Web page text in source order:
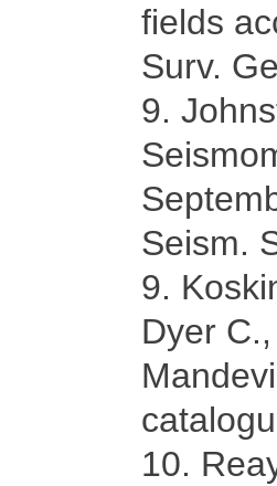
fields
Surv.
9.
Seism.
9.
Dyer
10.